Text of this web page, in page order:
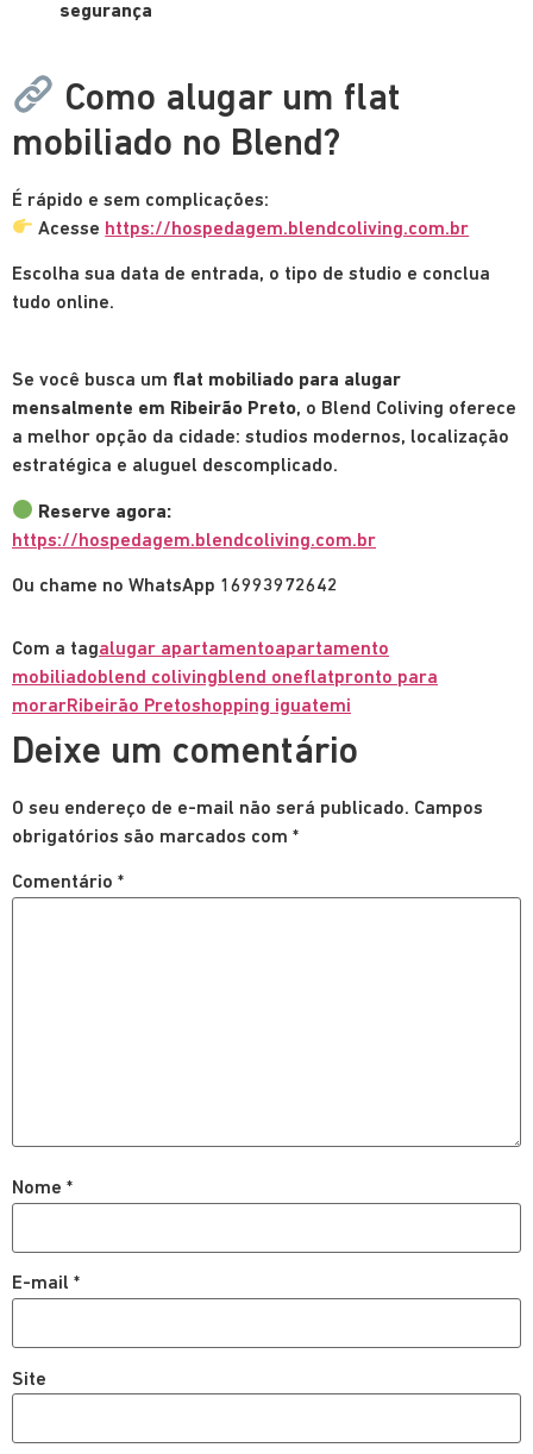
segurança
Como alugar um flat
mobiliado no Blend?
É rápido e sem complicações:
Acesse https://hospedagem.blendcoliving.com.br
Escolha sua data de entrada, o tipo de studio e conclua
tudo online.
Se você busca um flat mobiliado para alugar
mensalmente em Ribeirão Preto, o Blend Coliving oferece
a melhor opção da cidade: studios modernos, localização
estratégica e aluguel descomplicado.
Reserve agora:
https://hospedagem.blendcoliving.com.br
Ou chame no WhatsApp 16993972642
Com a tagalugar apartamentoapartamento
mobiliadoblend colivingblend oneflatpronto para
morarRibeirão Pretoshopping iguatemi
Deixe um comentário
O seu endereço de e-mail não será publicado. Campos
obrigatórios são marcados com *
Comentário *
Nome *
E-mail *
Site